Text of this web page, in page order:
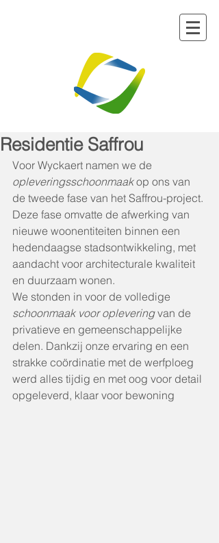
Residentie Saffrou
Voor Wyckaert namen we de
opleveringsschoonmaak op ons van
de tweede fase van het Saffrou-project.
Deze fase omvatte de afwerking van
nieuwe woonentiteiten binnen een
hedendaagse stadsontwikkeling, met
aandacht voor architecturale kwaliteit
en duurzaam wonen.
We stonden in voor de volledige
schoonmaak voor oplevering van de
privatieve en gemeenschappelijke
delen. Dankzij onze ervaring en een
strakke coördinatie met de werfploeg
werd alles tijdig en met oog voor detail
opgeleverd, klaar voor bewoning